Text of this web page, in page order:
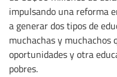
impulsando una reforma
a generar dos tipos de
muchachas y muchachos
oportunidades y otra
pobres.